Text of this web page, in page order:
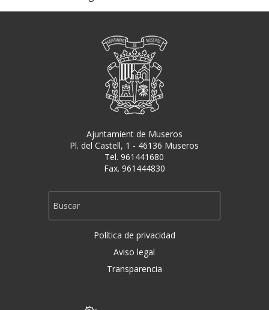
Ajuntamient de Museros
Pl. del Castell, 1 - 46136 Museros
Tel. 961441680
Fax. 961444830
Política de privacidad
Aviso legal
Transparencia